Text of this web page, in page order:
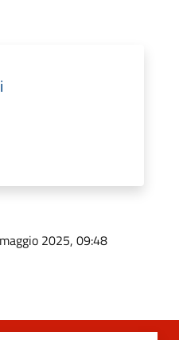
2025, 09:48